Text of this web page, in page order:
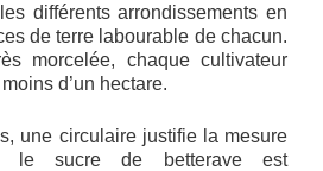
différents arrondissements en
de terre labourable de chacun.
morcelée, chaque cultivateur
d’un hectare.
une circulaire justifie la mesure
le sucre de betterave est